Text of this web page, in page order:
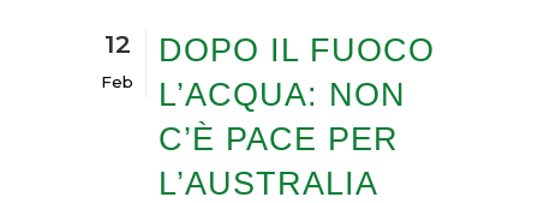
12
Feb
DOPO IL FUOCO
L’ACQUA: NON
C’È PACE PER
L’AUSTRALIA